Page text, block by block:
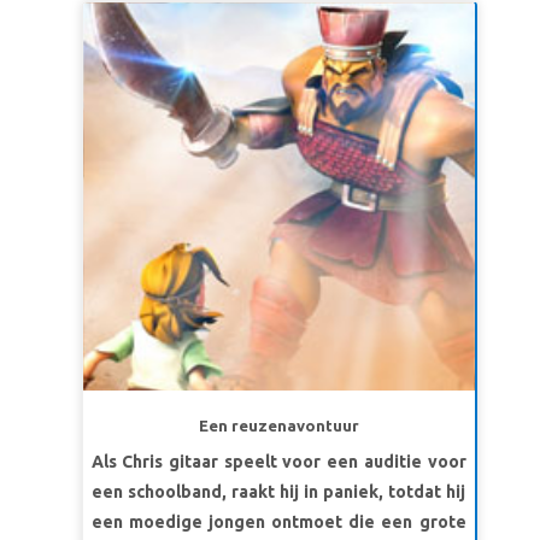
zeggen.”Exodus 4:10-12
LES 3: GOD VERLOST
SuperWaarheid:God zal me verlossen.
SuperVers:“Ik zal u bevrijden van onder de
lasten van de Egyptenaren, Ik zal u redden van
hun slavernij, en Ik zal u verlossen met een
uitgestrekte arm.” Exodus 6:6b
Israëlieten ontmoeten. Zie het wonder als
God de Tien Geboden geeft, de rampzalige
gevolgen wanneer mensen Zijn wetten niet
gehoorzamen en ontdek Zijn onfeilbare
genade en liefde. De kinderen leren dat God
Zijn volk regels geeft voor hun eigen
bescherming en geluk!
LES HEB GOD LIEF
SuperWaarheid: Ik zal van God houden.
SuperVers:Houd van de Here, jouw God, met je
hele hart, je hele ziel en alles wat je hebt.
Deuteronomium 6:5 (BB)
LES HOU VAN ANDEREN
SuperWaarheid:Ik zal van anderen houden.
SuperVers:“Houd net zoveel van anderen als
van jezelf.”Leviticus 19:18b (BB)
Een reuzenavontuur
Als Chris gitaar speelt voor een auditie voor
een schoolband, raakt hij in paniek, totdat hij
een moedige jongen ontmoet die een grote